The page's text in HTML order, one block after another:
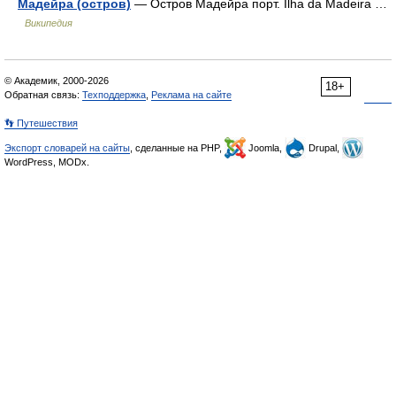
Мадейра (остров) — Остров Мадейра порт. Ilha da Madeira …
Википедия
18+
© Академик, 2000-2026
Обратная связь: Техподдержка Реклама на сайте
👣 Путешествия
Экспорт словарей на сайты , сделанные на PHP, Joomla,
Drupal,
WordPress, MODx.